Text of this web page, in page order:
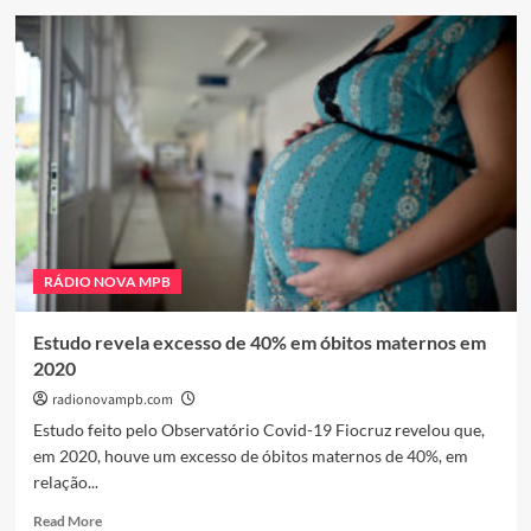
SÃO
PAULO
EDIÇÃO
INTERNACIONAL
“ARTE
TOCADA
ARTE
QUE
RÁDIO NOVA MPB
Estudo revela excesso de 40% em óbitos maternos em
2020
radionovampb.com
Estudo feito pelo Observatório Covid-19 Fiocruz revelou que,
em 2020, houve um excesso de óbitos maternos de 40%, em
relação...
Read MoreRead